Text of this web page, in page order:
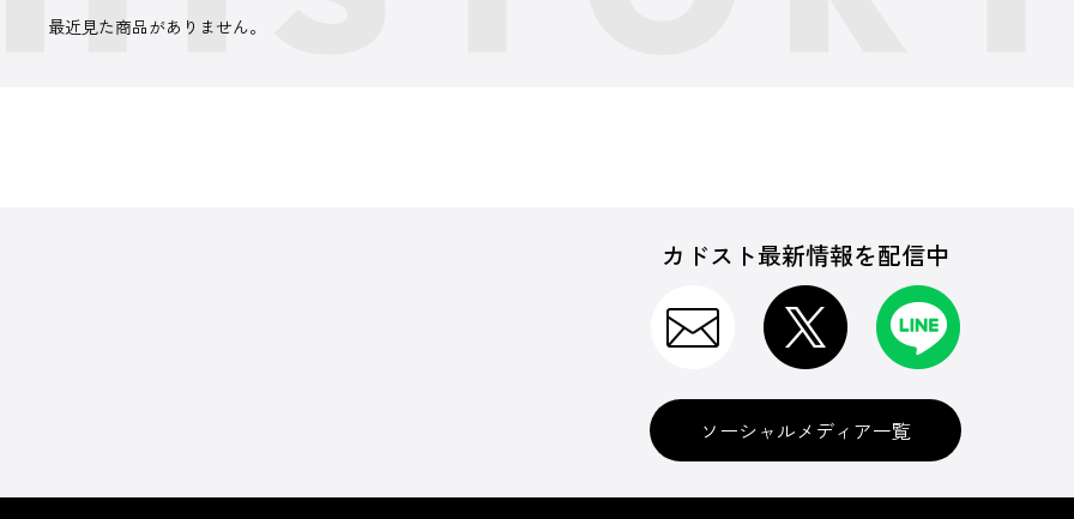
最近見た商品がありません。
カドスト最新情報を配信中
ソーシャルメディア一覧